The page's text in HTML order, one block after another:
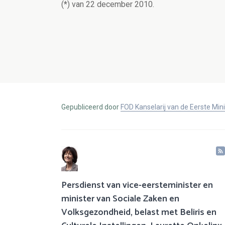
(*) van 22 december 2010.
Gepubliceerd door FOD Kanselarij van de Eerste
Persdienst van vice-eersteminister en
minister van Sociale Zaken en
Volksgezondheid, belast met Beliris en